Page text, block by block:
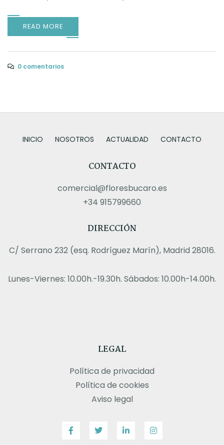
READ MORE
0 comentarios
INICIO NOSOTROS ACTUALIDAD CONTACTO
CONTACTO
comercial@floresbucaro.es
+34 915799660
DIRECCIÓN
C/ Serrano 232 (esq. Rodríguez Marín), Madrid 28016.
Lunes-Viernes: 10.00h.-19.30h. Sábados: 10.00h-14.00h.
LEGAL
Política de privacidad
Política de cookies
Aviso legal